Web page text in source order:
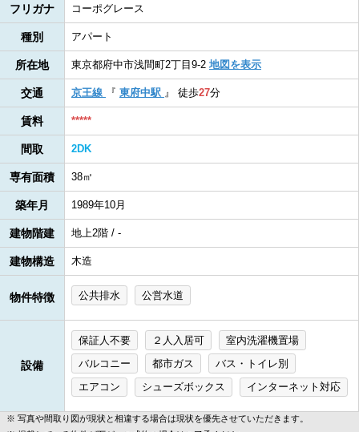
フリガナ コーポグレース
種別 アパート
所在地 東京都府中市浅間町2丁目9-2 地図を表示
交通 京王線 『 東府中駅 』 徒歩27分
賃料 *****
間取 2DK
専有面積 38㎡
築年月 1989年10月
建物階建 地上2階 / -
建物構造 木造
物件特徴 公共排水 公営水道
設備
保証人不要 ２人入居可
室内洗濯機置場
バルコニー
都市ガス
バス・トイレ別
エアコン
シューズボックス インターネット対応
写真や間取り図が現状と相違する場合は現状を優先させていただきます。